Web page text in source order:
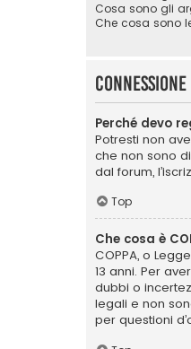
Cosa sono gli
Che cosa sono
Perché devo
Potresti non
che non sono
dal forum,
Top
Che cosa è
COPPA, o
13 anni. Per
dubbi o
legali e non
per questioni